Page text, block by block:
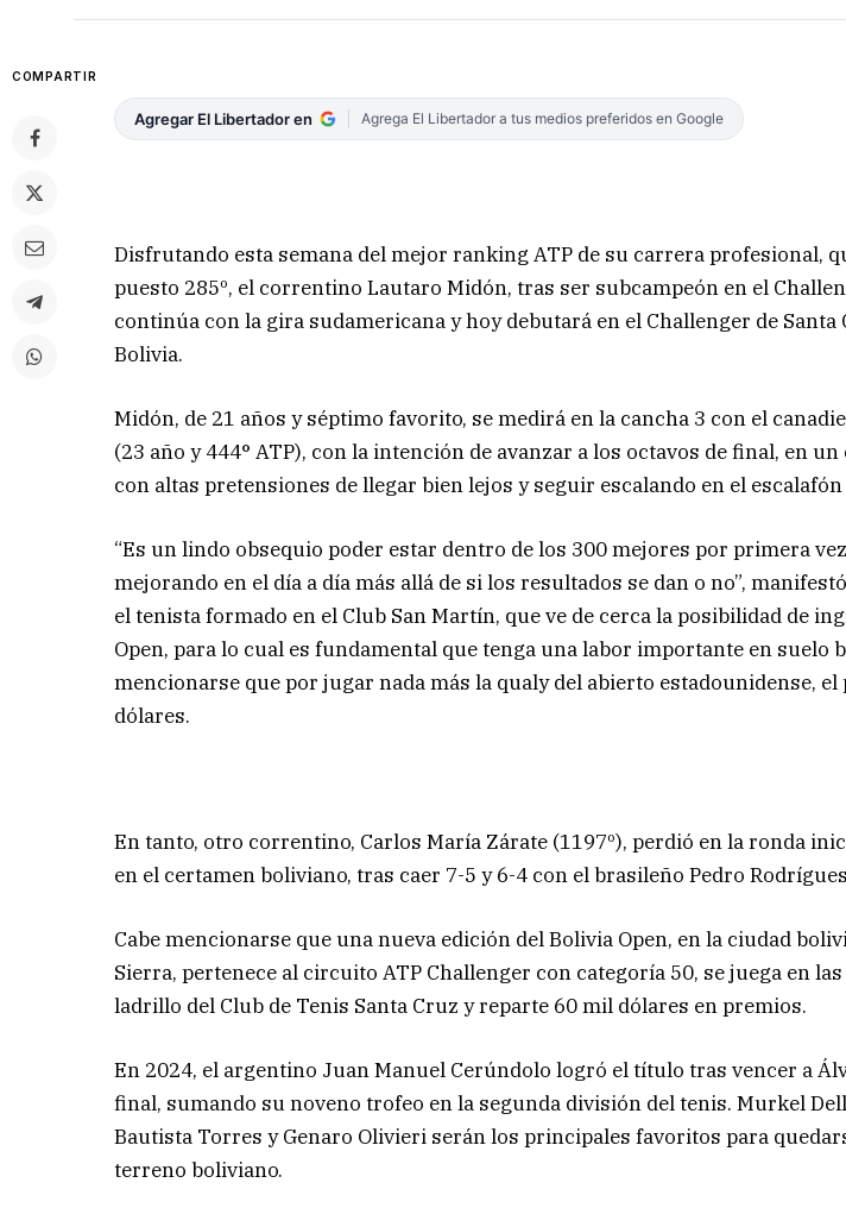
COMPARTIR
Agregar El Libertador en Agrega El Libertador a tus medios preferidos en Google
Disfrutando esta semana del mejor ranking ATP de su carrera profesional,
puesto 285º, el correntino Lautaro Midón, tras ser subcampeón en el
continúa con la gira sudamericana y hoy debutará en el Challenger de Santa
Bolivia.
Midón, de 21 años y séptimo favorito, se medirá en la cancha 3 con el
(23 año y 444° ATP), con la intención de avanzar a los octavos de final, en
con altas pretensiones de llegar bien lejos y seguir escalando en el
“Es un lindo obsequio poder estar dentro de los 300 mejores por primera
mejorando en el día a día más allá de si los resultados se dan o no”,
el tenista formado en el Club San Martín, que ve de cerca la posibilidad de
Open, para lo cual es fundamental que tenga una labor importante en suelo
mencionarse que por jugar nada más la qualy del abierto estadounidense, el
dólares.
En tanto, otro correntino, Carlos María Zárate (1197º), perdió en la ronda
en el certamen boliviano, tras caer 7-5 y 6-4 con el brasileño Pedro
Cabe mencionarse que una nueva edición del Bolivia Open, en la ciudad
Sierra, pertenece al circuito ATP Challenger con categoría 50, se juega en
ladrillo del Club de Tenis Santa Cruz y reparte 60 mil dólares en premios.
En 2024, el argentino Juan Manuel Cerúndolo logró el título tras vencer a
final, sumando su noveno trofeo en la segunda división del tenis. Murkel
Bautista Torres y Genaro Olivieri serán los principales favoritos para
terreno boliviano.